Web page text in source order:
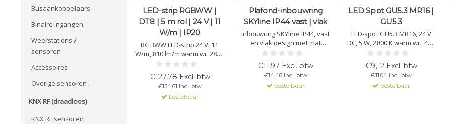
Busaankoppelaars
Binaire ingangen
Weerstations /
sensoren
Accessoires
Overige sensoren
KNX RF (draadloos)
KNX RF sensoren
LED-strip RGBWW |
DT8 | 5 m rol | 24 V | 11
W/m | IP20
RGBWW LED-strip 24 V, 11
W/m, 810 lm/m warm wit 2800
K, IP20. DT8-compatibel voor
dynamische kleurregeling,
CRI >90 (WW), 96 LEDs/m, 5 m
rol met 3M-kleefband. Voor
sfeerverlichting binnen.
€127,78 Excl. btw
€154,61 Incl. btw
bestelbaar
Plafond-inbouwring
SKYline IP44 vast | vlak
Inbouwring SKYline IP44, vast
en vlak design met mat
oppervlak (wit of zwart).
Aluminium behuizing met
beschermglas en afdichting.
Geschikt voor MR16-spots,
voor gebruik in gesloten
€11,97 Excl. btw
€14,48 Incl. btw
bestelbaar
LED Spot GU5.3 MR16 |
GU5.3
LED-spot GU5.3 MR16, 24 V
DC, 5 W, 2800 K warm wit, 420
lm, 60° bundel. CRI >90, COB-
technologie, dimbaar via
PWM. IP20, aluminium
behuizing, levensduur
>20.000 uur.
€9,12 Excl. btw
€11,04 Incl. btw
bestelbaar